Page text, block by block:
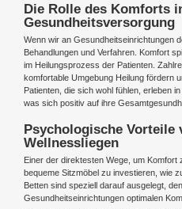
Die Rolle des Komforts
Gesundheitsversorgung
Wenn wir an Gesundheitseinrichtungen
Behandlungen und Verfahren. Komfort
im Heilungsprozess der Patienten.
komfortable Umgebung Heilung fördern
Patienten, die sich wohl fühlen, erleben
was sich positiv auf ihre
Psychologische Vorteile
Wellnessliegen
Einer der direktesten Wege, um
bequeme Sitzmöbel zu investieren, wie
Betten sind speziell darauf ausgelegt,
Gesundheitseinrichtungen optimalen